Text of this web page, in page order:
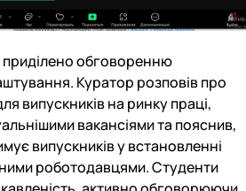
обговоренню
Куратор розповів про
випускників на ринку праці,
вакансіями та пояснив,
випускників у встановленні
роботодавцями. Студенти